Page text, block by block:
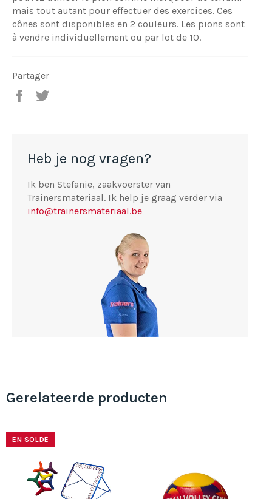
mais tout autant pour effectuer des exercices. Ces
cônes sont disponibles en 2 couleurs. Les pions sont
à vendre individuellement ou par lot de 10.
Partager
Partager
Heb je nog vragen?
Ik ben Stefanie, zaakvoerster van
Trainersmateriaal. Ik help je graag verder via
info@trainersmateriaal.be
Gerelateerde producten
EN SOLDE